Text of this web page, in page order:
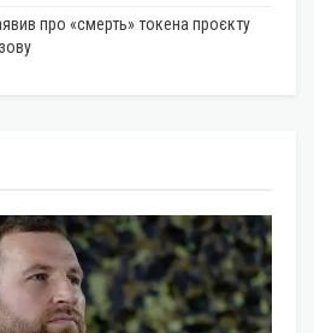
про «смерть» токена проєкту